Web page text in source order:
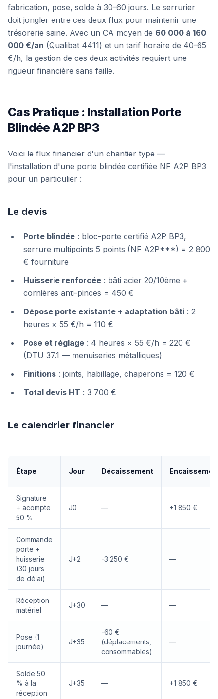
fabrication, pose, solde à 30-60 jours. Le serrurier
doit jongler entre ces deux flux pour maintenir une
trésorerie saine. Avec un CA moyen de 60 000 à 160
000 €/an (Qualibat 4411) et un tarif horaire de 40-65
€/h, la gestion de ces deux activités requiert une
rigueur financière sans faille.
Cas Pratique : Installation Porte
Blindée A2P BP3
Voici le flux financier d'un chantier type —
l'installation d'une porte blindée certifiée NF A2P BP3
pour un particulier :
Le devis
Porte blindée : bloc-porte certifié A2P BP3,
serrure multipoints 5 points (NF A2P***) = 2 800
€ fourniture
Huisserie renforcée : bâti acier 20/10ème +
cornières anti-pinces = 450 €
Dépose porte existante + adaptation bâti : 2
heures × 55 €/h = 110 €
Pose et réglage : 4 heures × 55 €/h = 220 €
(DTU 37.1 — menuiseries métalliques)
Finitions : joints, habillage, chaperons = 120 €
Total devis HT : 3 700 €
Le calendrier financier
Étape Jour Décaissement
Signature
+ acompte
50 %
J0 — +1 850 €
Commande
porte +
huisserie
(30 jours
de délai)
J+2 -3 250 € —
Réception
matériel
J+30 — —
Pose (1
journée)
J+35
-60 €
(déplacements,
consommables)
—
Solde 50
% à la
réception
J+35 — +1 850 €